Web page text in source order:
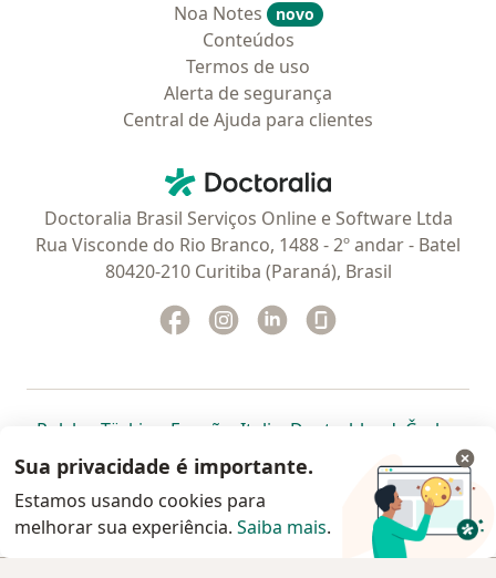
Noa Notes
novo
Conteúdos
Termos de uso
Alerta de segurança
Central de Ajuda para clientes
Doctoralia - Homepage
Doctoralia Brasil Serviços Online e Software Ltda
Rua Visconde do Rio Branco, 1488 - 2º andar - Batel
80420-210 Curitiba (Paraná), Brasil
Facebook
abre num novo separador
Instagram
abre num novo separador
Linkedin
abre num novo
Polska abre num novo separador
Türkiye abre num novo separador
España abre num novo separador
Italia abre num novo
Deutschlandabre num
Česko
Portugal abre num novo separador
, México abre num novo separador
, abre num novo separador
Brasil abre num novoabre num
abre
Colombia abre num novo
www.doctoralia.com.br © 2026 - Agende agora sua
Sua privacidade é importante.
Estamos usando cookies para
melhorar sua experiência. Saiba mais.